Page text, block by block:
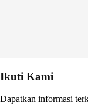
Ikuti Kami
Dapatkan informasi